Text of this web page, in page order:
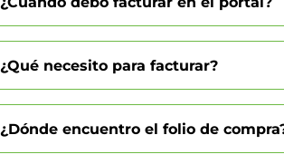
¿Qué necesito para facturar?
¿Dónde encuentro el folio de